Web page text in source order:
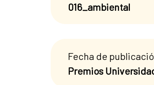
016_ambiental
Fecha de
Premios